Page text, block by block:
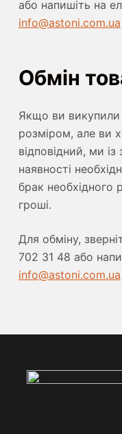
або напишіть на
info@astoni.com.ua
Обмін
Якщо ви викупили
розміром, але ви
відповідний, ми
наявності
брак
гроші.
Для обміну,
702 31 48 або
info@astoni.com.ua